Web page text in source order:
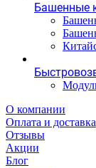
Башенные
О компании
Оплата и доставка
Отзывы
Акции
Блог